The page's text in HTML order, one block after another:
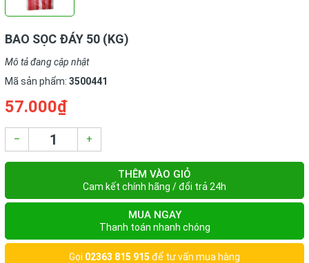
BAO SỌC ĐÁY 50 (KG)
Mô tả đang cập nhật
Mã sản phẩm: 3500441
57.000₫
– +
THÊM VÀO GIỎ
Cam kết chính hãng / đổi trả 24h
MUA NGAY
Thanh toán nhanh chóng
Gọi 02363 815 915 để tư vấn mua hàng